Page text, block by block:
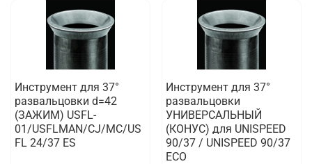
Инструмент для 37°
развальцовки d=42
(ЗАЖИМ) USFL-
01/USFLMAN/CJ/MC/US
FL 24/37 ES
Инструмент для 37°
развальцовки
УНИВЕРСАЛЬНЫЙ
(КОНУС) для UNISPEED
90/37 / UNISPEED 90/37
ECO